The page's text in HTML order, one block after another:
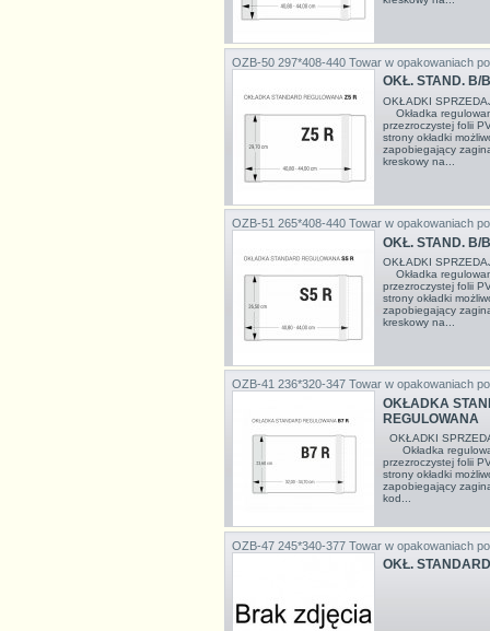
OZB-50 297*408-440 Towar w opakowaniach
OKŁ. STAND. B/
OKŁADKI
Okładka
przezroczystej folii
strony okładki
zapobiegający
kreskowy na...
OZB-51 265*408-440 Towar w opakowaniach
OKŁ. STAND. B/
OKŁADKI
Okładka
przezroczystej folii
strony okładki
zapobiegający
kreskowy na...
OZB-41 236*320-347 Towar w opakowaniach
OKŁADKA
REGULOWANA
OKŁADKI
Okładka
przezroczystej folii
strony okładki
zapobiegający
kod...
OZB-47 245*340-377 Towar w opakowaniach
OKŁ.